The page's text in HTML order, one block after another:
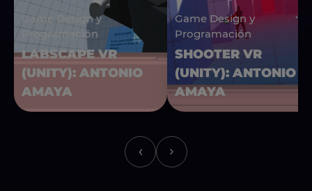
Game Design y
Programación
LABSCAPE VR
(UNITY): ANTONIO
AMAYA
Game Design y
Programación
SHOOTER VR
(UNITY): ANTONIO
AMAYA